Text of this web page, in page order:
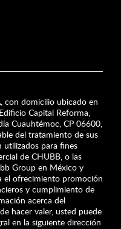
con domicilio ubicado en
Capital Reforma,
Cuauhtémoc, CP 06600,
del tratamiento de sus
utilizados para fines
de CHUBB, o las
Group en México y
el ofrecimiento promoción
y cumplimiento de
acerca del
hacer valer, usted puede
en la siguiente dirección